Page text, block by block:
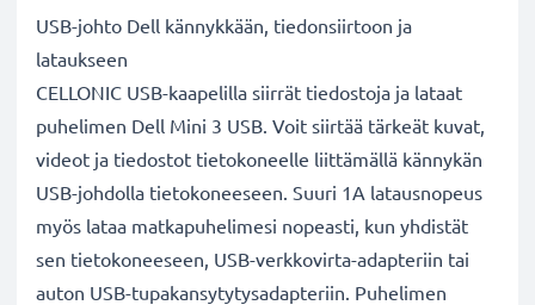
USB-johto Dell kännykkään, tiedonsiirtoon ja
lataukseen
CELLONIC USB-kaapelilla siirrät tiedostoja ja lataat
puhelimen Dell Mini 3 USB. Voit siirtää tärkeät kuvat,
videot ja tiedostot tietokoneelle liittämällä kännykän
USB-johdolla tietokoneeseen. Suuri 1A latausnopeus
myös lataa matkapuhelimesi nopeasti, kun yhdistät
sen tietokoneeseen, USB-verkkovirta-adapteriin tai
auton USB-tupakansytytysadapteriin. Puhelimen